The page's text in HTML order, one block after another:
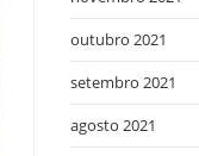
outubro 2021
setembro 2021
agosto 2021